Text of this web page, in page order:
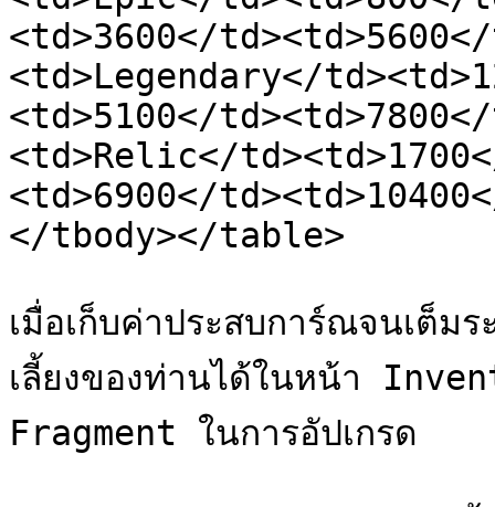
<td>3600</
<td>Legendary</
<td>5100</
<td>Relic</
<td>6900</
</tbody></table>
เมื่อเก็บค่าประสบการ์ณจนเต็ม
เลี้ยงของท่านได้ในหน้า
Fragment ในการอัปเกรด